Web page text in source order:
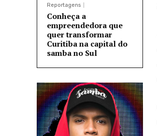
Reportagens
Conheça a
empreendedora que
quer transformar
Curitiba na capital do
samba no Sul